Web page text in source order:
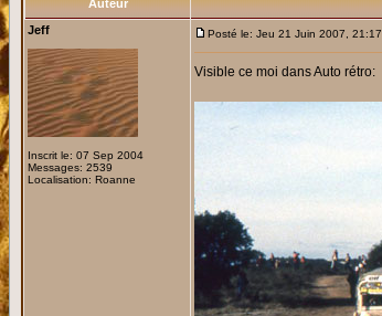
Auteur
Jeff
Inscrit le: 07 Sep 2004
Messages: 2539
Localisation: Roanne
Posté le: Jeu 21 Juin 2007, 21:17
Visible ce moi dans Auto rétro: